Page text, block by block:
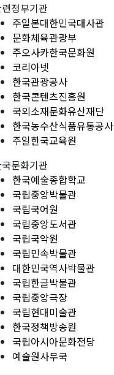
정부기관
주일본대한민국대사관
문화체육관광부
주오사카한국문화원
코리아넷
한국관광공사
한국콘텐츠진흥원
국외소재문화유산재단
한국농수산식품유통공사
주일한국교육원
문화기관
한국예술종합학교
국립중앙박물관
국립국어원
국립중앙도서관
국립국악원
국립민속박물관
대한민국역사박물관
국립한글박물관
국립중앙극장
국립현대미술관
한국정책방송원
국립아시아문화전당
예술원사무국